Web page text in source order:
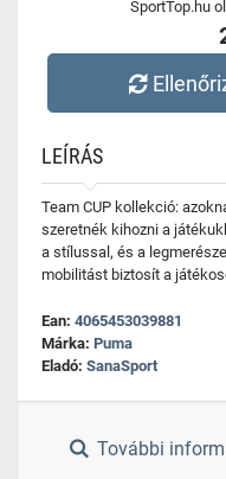
SportTop.hu
LEÍRÁS
Team CUP kollekció:
szeretnék kihozni a
a stílussal, és a
mobilitást biztosít a
Ean: 4065453039881
Márka: Puma
Eladó: SanaSport
További